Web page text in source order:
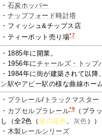
・ 石炭ホッパー
・ ナップフォード時計塔
・フィッシュ&チップス店
・ティーポット売り場*7
・1885年に開業。
・1956年にチャールズ・トップ
・1984年に街が建築されて以
ン駅やアビー駅の様な曲線ホー
・ プラレール/ トラックマスター
・ カプセルプラレール*9 （プラ
し（全2色（菜の花色、 灰色 ））
・ 木製レールシリーズ